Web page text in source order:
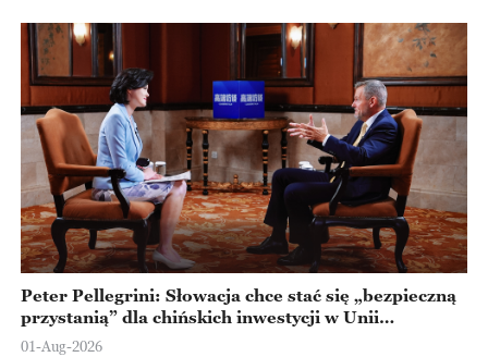
Peter Pellegrini: Słowacja chce stać się „bezpieczną
przystanią” dla chińskich inwestycji w Unii
Europejskiej
01-Aug-2026